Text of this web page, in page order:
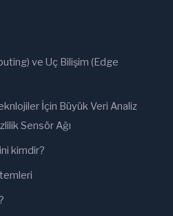
ve Uç Bilişim (Edge
İçin Büyük Veri Analiz
Sensör Ağı
kimdir?